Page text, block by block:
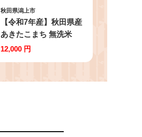
秋田県潟上市
【令和7年産】秋田県産
あきたこまち 無洗米
5kg 5kg×1 秋田のこま
12,000 円